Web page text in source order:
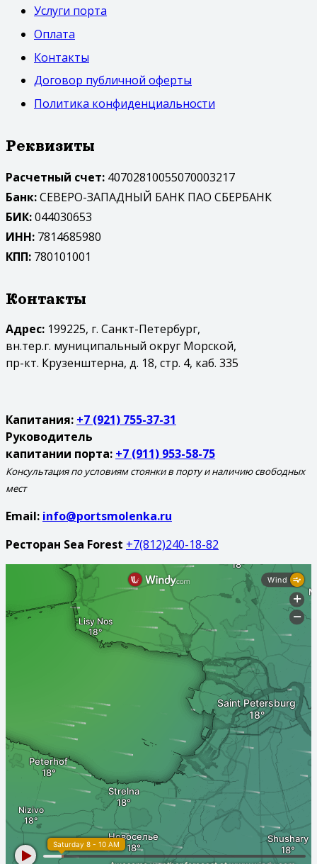
Услуги порта
Оплата
Контакты
Договор публичной оферты
Политика конфиденциальности
Реквизиты
Расчетный счет: 40702810055070003217
Банк:СЕВЕРО-ЗАПАДНЫЙ БАНК ПАО СБЕРБАНК
БИК:044030653
ИНН: 7814685980
КПП: 780101001
Контакты
Адрес: 199225, г. Санкт-Петербург,
вн.тер.г. муниципальный округ Морской,
пр-кт. Крузенштерна, д. 18, стр. 4, каб. 335
Капитания: +7 (921) 755-37-31
Руководитель
капитании порта: +7 (911) 953-58-75
Консультация по условиям стоянки в порту и наличию свободных
мест
Email: info@portsmolenka.ru
Ресторан Sea Forest +7(812)240-18-82